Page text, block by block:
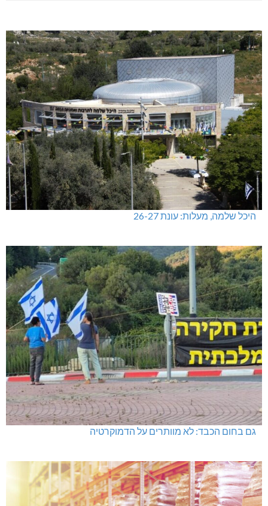
היכל שלמה, מעלות: עונת 26-27
גם בחום הכבד: לא מוותרים על הדמוקרטיה